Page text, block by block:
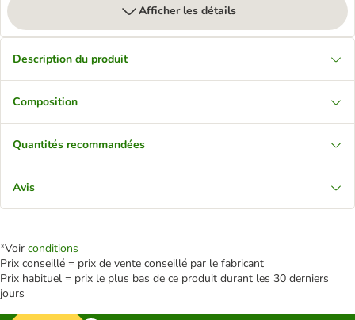
Afficher les détails
Description du produit
Composition
Quantités recommandées
Avis
*Voir conditions
Prix conseillé = prix de vente conseillé par le fabricant
Prix habituel = prix le plus bas de ce produit durant les 30 derniers
jours